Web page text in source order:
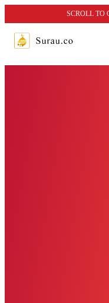
SCROLL TO